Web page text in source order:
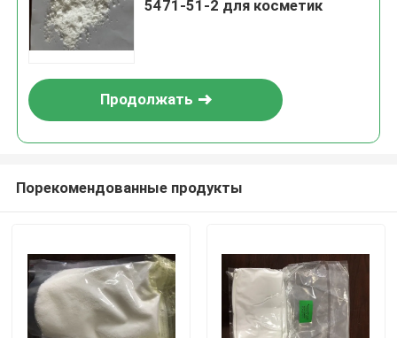
5471-51-2 для косметик
Продолжать
Порекомендованные продукты